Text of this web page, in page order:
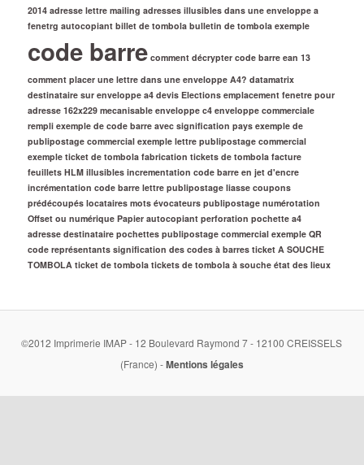
2014 adresse lettre mailing adresses illusibles dans une enveloppe a
fenetrg autocopiant billet de tombola bulletin de tombola exemple
code barre comment décrypter code barre ean 13
comment placer une lettre dans une enveloppe A4? datamatrix
destinataire sur enveloppe a4 devis Elections emplacement fenetre pour
adresse 162x229 mecanisable enveloppe c4 enveloppe commerciale
rempli exemple de code barre avec signification pays exemple de
publipostage commercial exemple lettre publipostage commercial
exemple ticket de tombola fabrication tickets de tombola facture
feuillets HLM illusibles incrementation code barre en jet d'encre
incrémentation code barre lettre publipostage liasse coupons
prédécoupés locataires mots évocateurs publipostage numérotation
Offset ou numérique Papier autocopiant perforation pochette a4
adresse destinataire pochettes publipostage commercial exemple QR
code représentants signification des codes à barres ticket A SOUCHE
TOMBOLA ticket de tombola tickets de tombola à souche état des lieux
©2012 Imprimerie IMAP - 12 Boulevard Raymond 7 - 12100 CREISSELS
(France) -Mentions légales